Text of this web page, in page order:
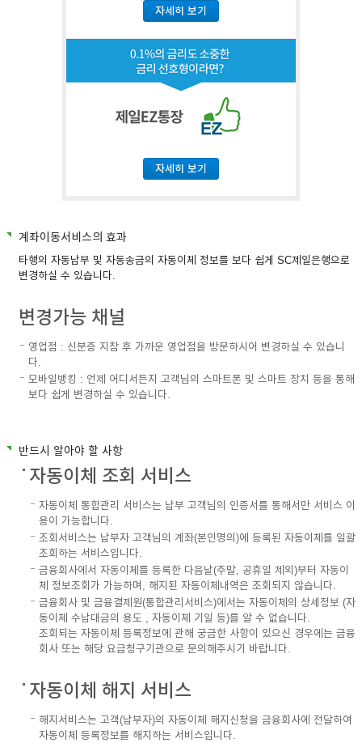
자세히 보기
자세히 보기
계좌이동서비스의 효과
타행의 자동납부 및 자동송금의 자동이체 정보를 보다 쉽게 SC제일은행으로
변경하실 수 있습니다.
변경가능 채널
영업점 : 신분증 지참 후 가까운 영업점을 방문하시어 변경하실 수 있습니
다.
모바일뱅킹 : 언제 어디서든지 고객님의 스마트폰 및 스마트 장치 등을 통해
보다 쉽게 변경하실 수 있습니다.
반드시 알아야 할 사항
자동이체 조회 서비스
자동이체 통합관리 서비스는 납부 고객님의 인증서를 통해서만 서비스 이
용이 가능합니다.
조회서비스는 납부자 고객님의 계좌(본인명의)에 등록된 자동이체를 일괄
조회하는 서비스입니다.
금융회사에서 자동이체를 등록한 다음날(주말, 공휴일 제외)부터 자동이
체 정보조회가 가능하며, 해지된 자동이체내역은 조회되지 않습니다.
금융회사 및 금융결제원(통합관리서비스)에서는 자동이체의 상세정보 (자
동이체 수납대금의 용도 , 자동이체 기일 등)를 알 수 없습니다.
조회되는 자동이체 등록정보에 관해 궁금한 사항이 있으신 경우에는 금융
회사 또는 해당 요금청구기관으로 문의해주시기 바랍니다.
자동이체 해지 서비스
해지서비스는 고객(납부자)의 자동이체 해지신청을 금융회사에 전달하여
자동이체 등록정보를 해지하는 서비스입니다.